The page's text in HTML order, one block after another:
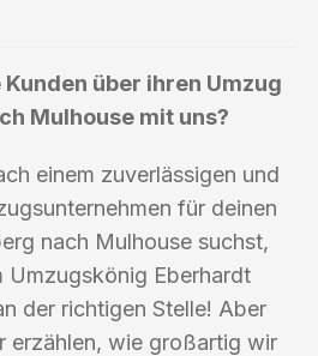
über ihren Umzug
Mulhouse mit uns?
einem zuverlässigen und
für deinen
nach Mulhouse suchst,
Umzugskönig Eberhardt
der richtigen Stelle! Aber
erzählen, wie großartig wir